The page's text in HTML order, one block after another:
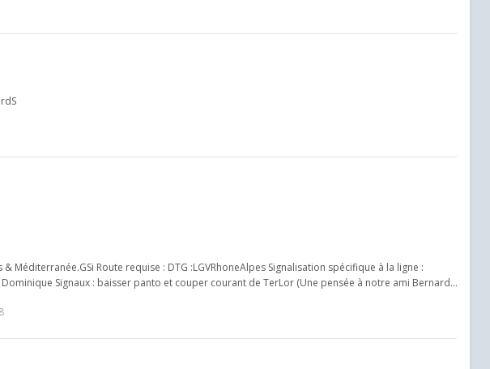
& Méditerranée.GSi Route requise : DTG :LGVRhoneAlpes Signalisation spécifique à la ligne :
Dominique Signaux : baisser panto et couper courant de TerLor (Une pensée à notre ami Bernard...
8